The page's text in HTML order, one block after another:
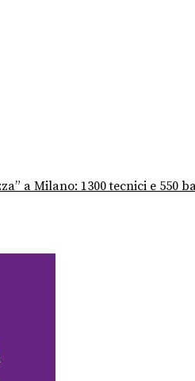
a Milano: 1300 tecnici e 550